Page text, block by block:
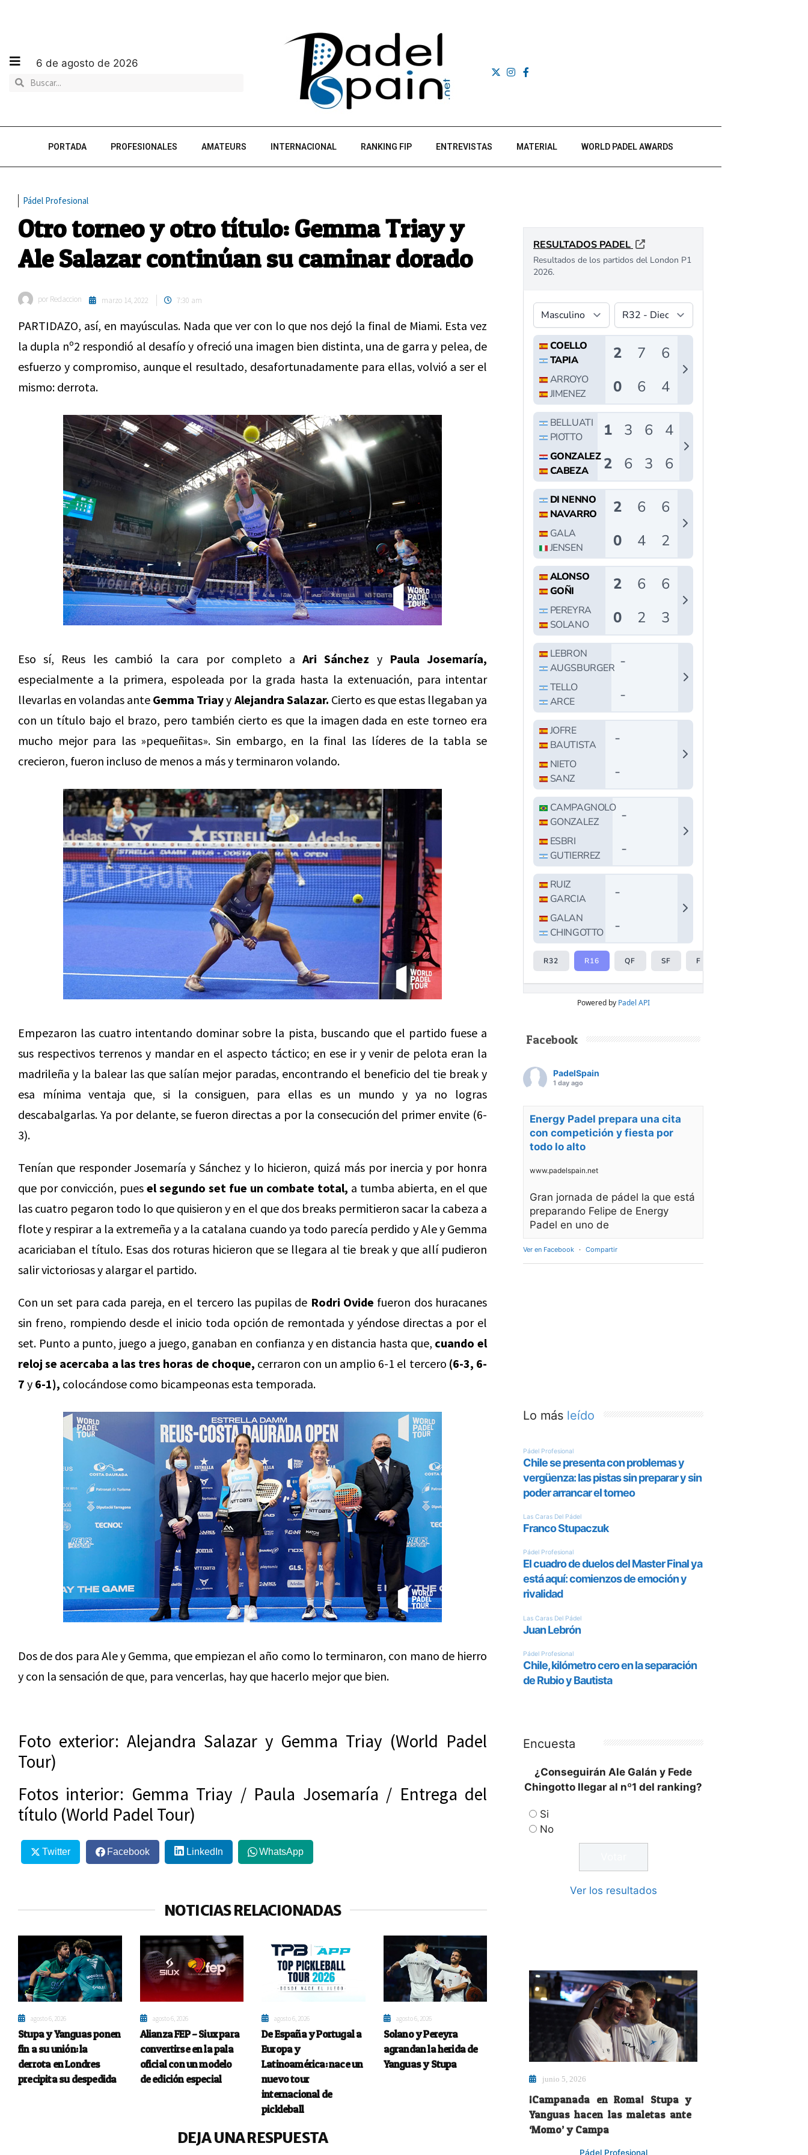
6 de agosto de 2026
PORTADA PROFESIONALES AMATEURS INTERNACIONAL RANKING FIP ENTREVISTAS MATERIAL WORLD PADEL AWARDS
Pádel Profesional
Otro torneo y otro título: Gemma Triay y
Ale Salazar continúan su caminar dorado
por Redaccion marzo 14, 2022 7:30 am
PARTIDAZO, así, en mayúsculas. Nada que ver con lo que nos dejó la final de Miami. Esta vez
la dupla nº2 respondió al desafío y ofreció una imagen bien distinta, una de garra y pelea, de
esfuerzo y compromiso, aunque el resultado, desafortunadamente para ellas, volvió a ser el
mismo: derrota.
Eso sí, Reus les cambió la cara por completo aAri Sánchez y Paula Josemaría,
especialmente a la primera, espoleada por la grada hasta la extenuación, para intentar
llevarlas en volandas ante Gemma Triayy Alejandra Salazar. Cierto es que estas llegaban ya
con un título bajo el brazo, pero también cierto es que la imagen dada en este torneo era
mucho mejor para las »pequeñitas». Sin embargo, en la final las líderes de la tabla se
crecieron, fueron incluso de menos a más y terminaron volando.
Empezaron las cuatro intentando dominar sobre la pista, buscando que el partido fuese a
sus respectivos terrenos y mandar en el aspecto táctico; en ese ir y venir de pelota eran la
madrileña y la balear las que salían mejor paradas, encontrando el beneficio del tie break y
esa mínima ventaja que, si la consiguen, para ellas es un mundo y ya no logras
descabalgarlas. Ya por delante, se fueron directas a por la consecución del primer envite (6-
3).
Tenían que responder Josemaría y Sánchez y lo hicieron, quizá más por inercia y por honra
que por convicción, pues el segundo set fue un combate total, a tumba abierta, en el que
las cuatro pegaron todo lo que quisieron y en el que dos breaks permitieron sacar la cabeza a
flote y respirar a la extremeña y a la catalana cuando ya todo parecía perdido y Ale y Gemma
acariciaban el título. Esas dos roturas hicieron que se llegara al tie break y que allí pudieron
salir victoriosas y alargar el partido.
Con un set para cada pareja, en el tercero las pupilas de Rodri Ovide fueron dos huracanes
sin freno, rompiendo desde el inicio toda opción de remontada y yéndose directas a por el
set. Punto a punto, juego a juego, ganaban en confianza y en distancia hasta que, cuando el
reloj se acercaba a las tres horas de choque, cerraron con un amplio 6-1 el tercero (6-3, 6-
7 y 6-1), colocándose como bicampeonas esta temporada.
Dos de dos para Ale y Gemma, que empiezan el año como lo terminaron, con mano de hierro
y con la sensación de que, para vencerlas, hay que hacerlo mejor que bien.
Foto exterior: Alejandra Salazar y Gemma Triay (World Padel
Tour)
Fotos interior: Gemma Triay / Paula Josemaría / Entrega del
título (World Padel Tour)
Twitter Facebook LinkedIn WhatsApp
NOTICIAS RELACIONADAS
agosto 6, 2026
Stupa y Yanguas ponen
fin a su unión: la
derrota en Londres
precipita su despedida
agosto 6, 2026
Alianza FEP – Siux para
convertirse en la pala
oficial con un modelo
de edición especial
agosto 6, 2026
De España y Portugal a
Europa y
Latinoamérica: nace un
nuevo tour
internacional de
pickleball
agosto 6, 2026
Solano y Pereyra
agrandan la herida de
Yanguas y Stupa
DEJA UNA RESPUESTA
Powered by Padel API
Facebook
PadelSpain
1 day ago
Energy Padel prepara una cita
con competición y fiesta por
todo lo alto
www.padelspain.net
Gran jornada de pádel la que está
preparando Felipe de Energy
Padel en uno de
Ver en Facebook · Compartir
Lo más leído
Encuesta
¿Conseguirán Ale Galán y Fede
Chingotto llegar al nº1 del ranking?
Si
No
Ver los resultados
junio 5, 2026
¡Campanada en Roma! Stupa y
Yanguas hacen las maletas ante
‘Momo’ y Campa
Pádel Profesional